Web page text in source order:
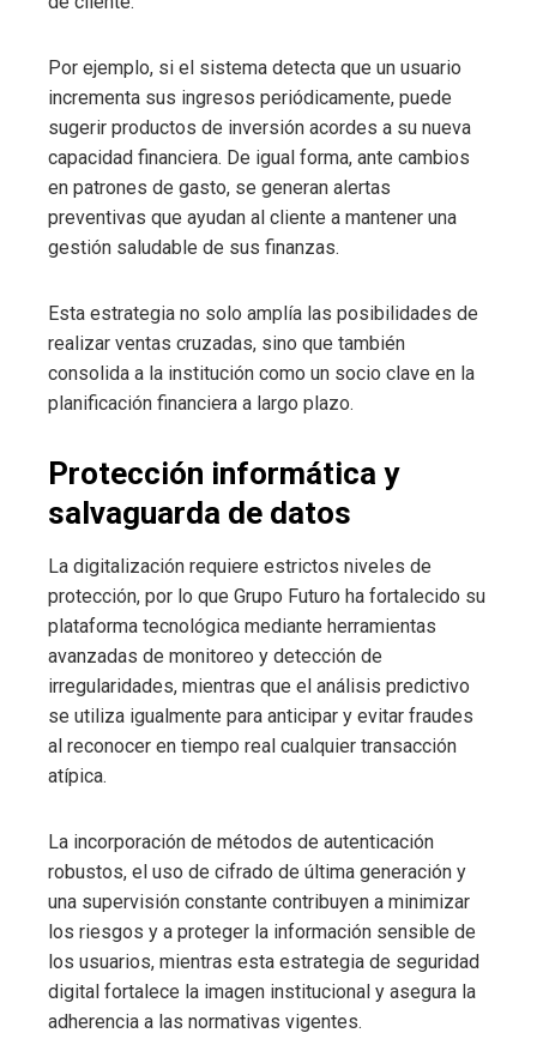
Por ejemplo, si el sistema detecta que un usuario
incrementa sus ingresos periódicamente, puede
sugerir productos de inversión acordes a su nueva
capacidad financiera. De igual forma, ante cambios
en patrones de gasto, se generan alertas
preventivas que ayudan al cliente a mantener una
gestión saludable de sus finanzas.
Esta estrategia no solo amplía las posibilidades de
realizar ventas cruzadas, sino que también
consolida a la institución como un socio clave en la
planificación financiera a largo plazo.
Protección informática y
salvaguarda de datos
La digitalización requiere estrictos niveles de
protección, por lo que Grupo Futuro ha fortalecido su
plataforma tecnológica mediante herramientas
avanzadas de monitoreo y detección de
irregularidades, mientras que el análisis predictivo
se utiliza igualmente para anticipar y evitar fraudes
al reconocer en tiempo real cualquier transacción
atípica.
La incorporación de métodos de autenticación
robustos, el uso de cifrado de última generación y
una supervisión constante contribuyen a minimizar
los riesgos y a proteger la información sensible de
los usuarios, mientras esta estrategia de seguridad
digital fortalece la imagen institucional y asegura la
adherencia a las normativas vigentes.